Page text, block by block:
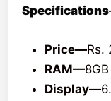
Specifications
Price—Rs.
RAM—
Display—